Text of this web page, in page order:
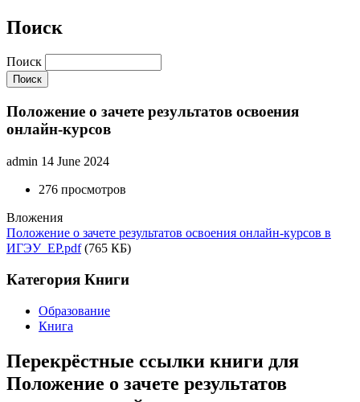
Поиск
Поиск
Положение о зачете результатов освоения
онлайн-курсов
admin 14 June 2024
276 просмотров
Вложения
Положение о зачете результатов освоения онлайн-курсов в
ИГЭУ_EP.pdf (765 КБ)
Категория Книги
Образование
Книга
Перекрёстные ссылки книги для
Положение о зачете результатов